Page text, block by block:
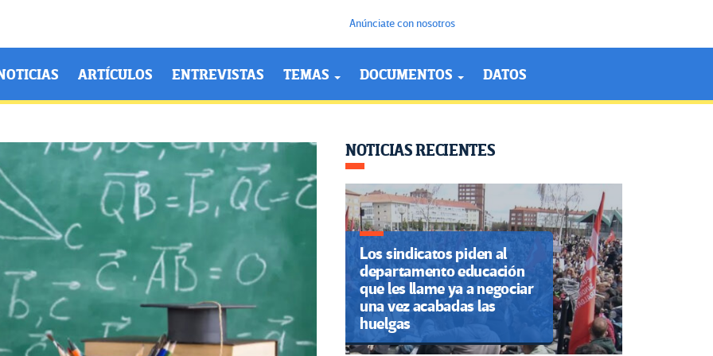
Anúnciate con nosotros
ARTÍCULOS ENTREVISTAS TEMAS DOCUMENTOS DATOS
NOTICIAS RECIENTES
Los sindicatos piden al
departamento educación
que les llame ya a negociar
una vez acabadas las
huelgas